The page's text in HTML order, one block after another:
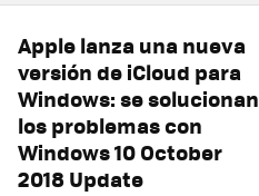
Apple lanza una nueva
versión de iCloud para
Windows: se solucionan
los problemas con
Windows 10 October
2018 Update